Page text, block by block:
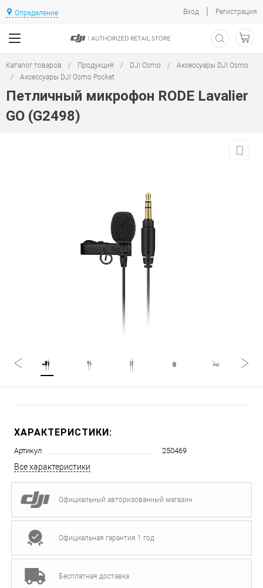
Определение Вход | Регистрация
Каталог товаров / Продукция / DJI Osmo /
Аксессуары DJI Osmo
/
Аксессуары DJI Osmo Pocket
Петличный микрофон RODE Lavalier
GO (G2498)
ХАРАКТЕРИСТИКИ:
Артикул 250469
Все характеристики
Официальный авторизованный магазин
Официальная гарантия 1 год
Бесплатная доставка